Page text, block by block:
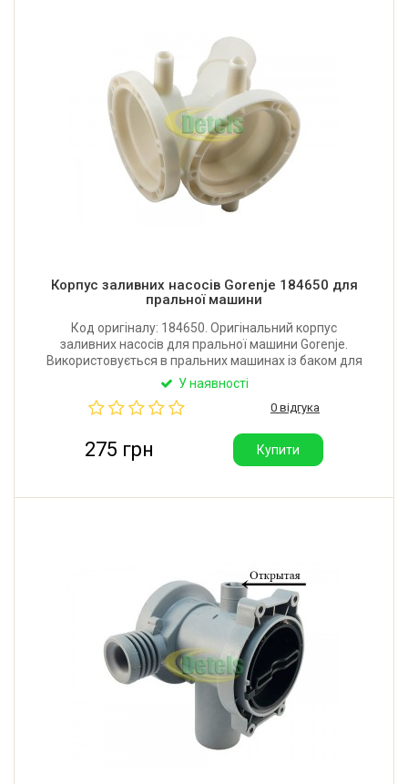
Корпус заливних насосів Gorenje 184650 для
пральної машини
Код оригіналу: 184650. Оригінальний корпус
заливних насосів для пральної машини Gorenje.
Використовується в пральних машинах із баком для
води. Через цей корпус за допомогою двох
води з бака до машинки.
У наявності
0 відгука
275 грн Купити